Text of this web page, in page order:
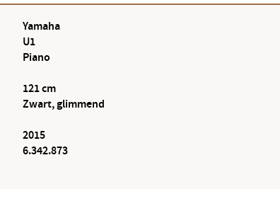
Yamaha
U1
Piano
121 cm
Zwart, glimmend
2015
6.342.873